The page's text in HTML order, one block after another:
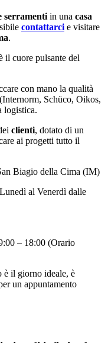
serramenti in una casa
contattarci e visitare
.
il cuore pulsante del
con mano la qualità
Schüco, Oikos,
logistica.
clienti, dotato di un
ai progetti tutto il
Biagio della Cima (IM)
al Venerdì dalle
– 18:00 (Orario
è il giorno ideale, è
un appuntamento